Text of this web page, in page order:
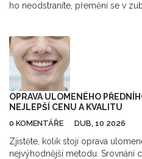
ho neodstraníte, přemění se v
OPRAVA ULOMENÉHO
NEJLEPŠÍ CENU A KVALITU
0 KOMENTÁŘE DUB, 10 2026
Zjistěte, kolik stojí oprava
nejvýhodnější metodu. Srovnání